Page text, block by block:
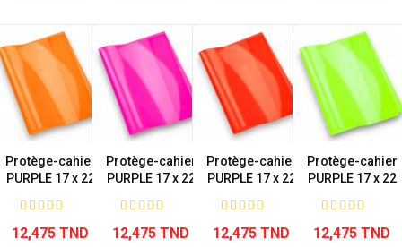
Protège-cahier
PURPLE 17 x 22
12,475 TND
Protège-cahier
PURPLE 17 x 22
12,475 TND
Protège-cahier
PURPLE 17 x 22
12,475 TND
Protège-cahier
PURPLE 17 x 22
12,475 TND